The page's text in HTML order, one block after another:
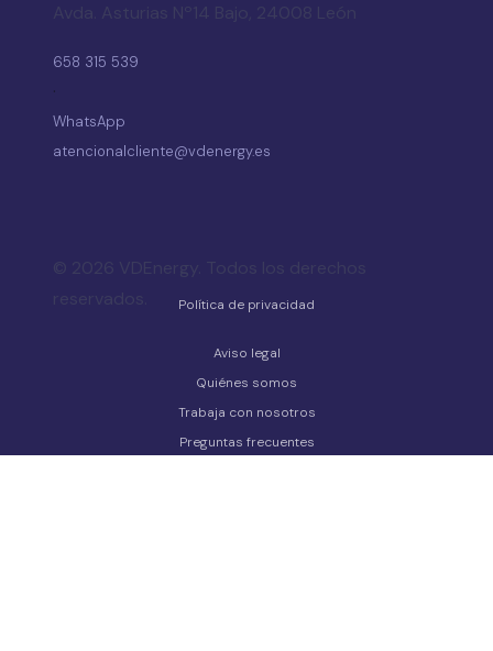
Avda. Asturias Nº14 Bajo, 24008 León
658 315 539
·
WhatsApp
atencionalcliente@vdenergy.es
© 2026 VDEnergy. Todos los derechos
reservados.
Política de privacidad
Aviso legal
Quiénes somos
Trabaja con nosotros
Preguntas frecuentes